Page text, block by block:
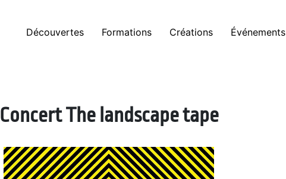
Découvertes Formations Créations Événements
Concert The landscape tape